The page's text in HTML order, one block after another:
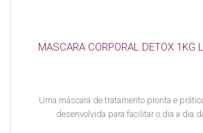
MASCARA CORPORAL DETOX 1KG
Uma máscara de tratamento pronta e
desenvolvida para facilitar o dia a dia